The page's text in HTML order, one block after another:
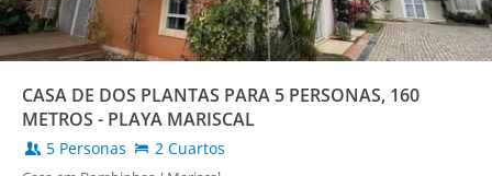
CASA DE DOS PLANTAS PARA 5 PERSONAS, 160
METROS - PLAYA MARISCAL
5 Personas 2 Cuartos